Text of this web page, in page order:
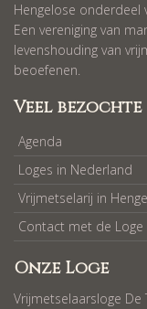
Hengelose onderdeel
Een vereniging van
levenshouding van
beoefenen.
Veel bezochte
Agenda
Loges in Nederland
Vrijmetselarij in
Contact met de Loge
Onze Loge
Vrijmetselaarsloge De